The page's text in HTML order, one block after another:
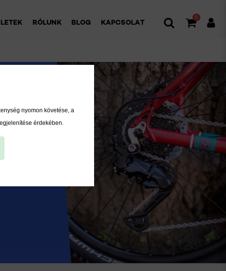
nyomon követése, a
érdekében.
0
RÓLUNK BLOG KAPCSOLAT